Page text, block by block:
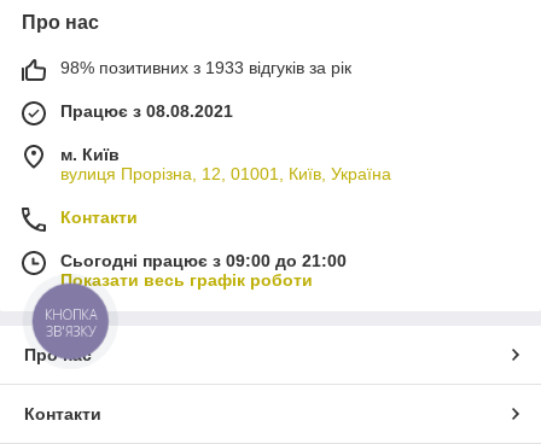
Про нас
98% позитивних з 1933 відгуків за рік
Працює з 08.08.2021
м. Київ
вулиця Прорізна, 12, 01001, Київ, Україна
Контакти
Сьогодні працює з 09:00 до 21:00
Показати весь графік роботи
Про нас
Контакти
КНОПКА
ЗВ'ЯЗКУ